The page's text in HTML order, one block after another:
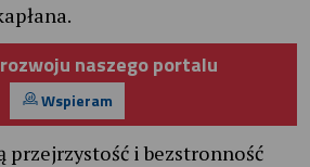
naszego portalu
Wspieram
przejrzystość i bezstronność